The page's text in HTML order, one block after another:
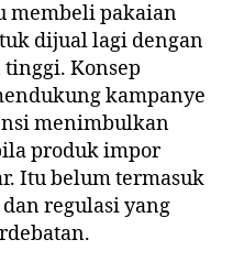
membeli pakaian
dijual lagi dengan
Konsep
kampanye
menimbulkan
produk impor
Itu belum termasuk
regulasi yang